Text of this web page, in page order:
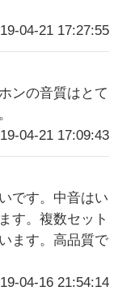
04-21 17:27:55
ンの音質はとて
04-21 17:09:43
です。中音はい
す。複数セット
ます。高品質で
04-16 21:54:14